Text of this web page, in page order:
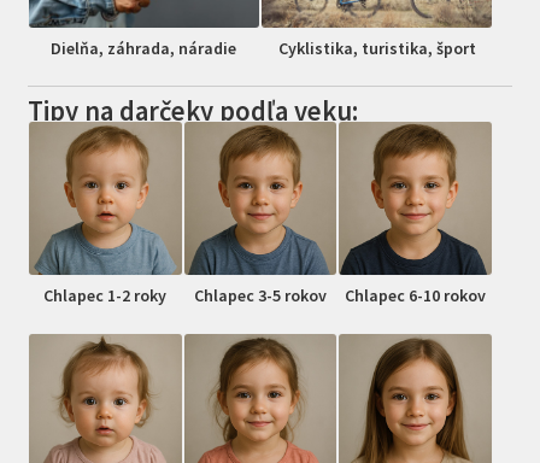
Dielňa, záhrada, náradie Cyklistika, turistika, šport
Tipy na darčeky podľa veku:
Chlapec 1-2 roky Chlapec 3-5 rokov Chlapec 6-10 rokov